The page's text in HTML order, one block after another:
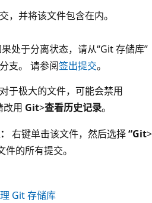
，并将该文件包含在内。
处于分离状态，请从“Git 存储库”
支。 请参阅签出提交。
于极大的文件，可能会禁用
改用 Git>查看历史记录。
右键单击该文件，然后选择“Git>
件的所有提交。
Git 存储库